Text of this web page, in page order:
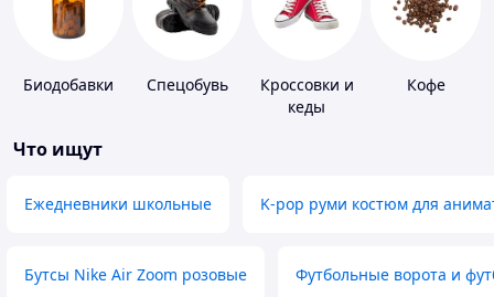
Биодобавки Спецобувь
Кроссовки и
кеды
Кофе
Что ищут
Ежедневники школьные K-pop руми костюм для
Бутсы Nike Air Zoom розовые Футбольные ворота и